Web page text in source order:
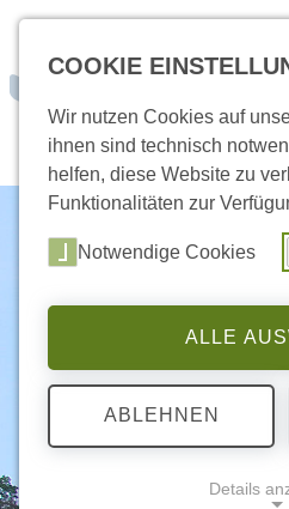
COOKIE
Wir nutzen Cookies auf
ihnen sind technisch
helfen, diese Website zu
Funktionalitäten zur
Notwendige Cookies
ALLE
ABLEHNEN
Details